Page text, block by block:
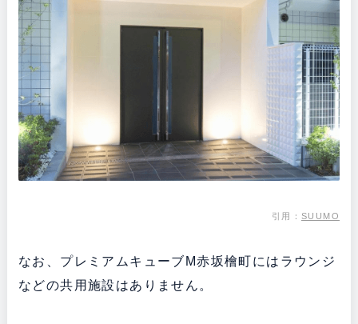
引用：SUUMO
なお、プレミアムキューブM赤坂檜町にはラウンジ
などの共用施設はありません。